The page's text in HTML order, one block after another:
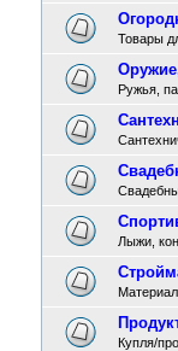
Товары
Ружья,
Лыжи,
Купля/